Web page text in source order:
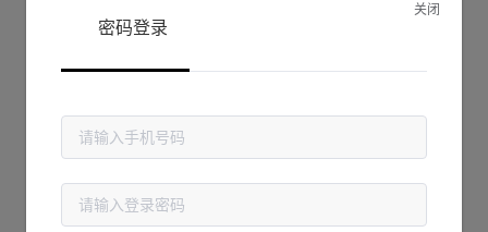
抱歉!
请检查您输入的网址是否正确，或点击下面的按钮返回首页。
关闭
密码登录